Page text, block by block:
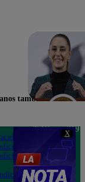
X
también en
Teléfono: 219
Av. San
Felipe 968
Jesús María